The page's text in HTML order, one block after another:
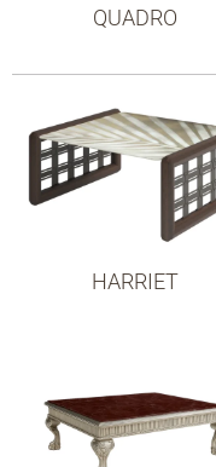
QUADRO
HARRIET